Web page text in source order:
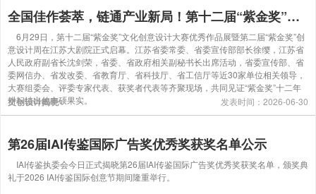
全国佳作荟萃，链通产业新局！第十二届“紫金奖”文化创意设计大赛优秀作品展燃情启幕
6月29日，第十二届“紫金奖”文化创意设计大赛优秀作品展暨第二届“紫金奖”创
意设计周在江苏大剧院正式启幕。江苏省委常委、省委宣传部部长徐缨，江苏省
人民政府副省长沈剑荣，省委、省政府相关副秘书长出席活动，省委宣传部、省
委网信办、省发改委、省教育厅、省科技厅、省工信厅等近30家单位相关领导，
大赛组委会、评委专家代表、获奖者代表等齐聚现场，共同见证“紫金奖”十二年
耕耘结出的丰硕果实。
文创设计揭晓 发表时间：2026-06-30
第26届IAI传鉴国际广告奖优秀奖获奖名单公示
IAI传鉴执委会今日正式揭晓第26届IAI传鉴国际广告奖优秀奖获奖名单，颁奖典
礼于2026 IAI传鉴国际创意节期间隆重举行。